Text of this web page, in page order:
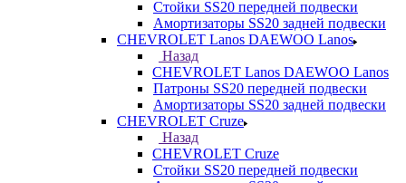
Стойки SS20 передней подвески
Амортизаторы SS20 задней подвески
CHEVROLET Lanos DAEWOO Lanos
Назад
CHEVROLET Lanos DAEWOO Lanos
Патроны SS20 передней подвески
Амортизаторы SS20 задней подвески
CHEVROLET Cruze
Назад
CHEVROLET Cruze
Стойки SS20 передней подвески